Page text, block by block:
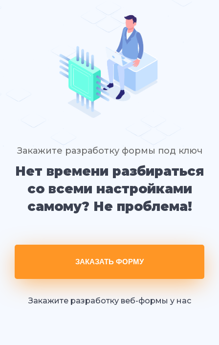
Закажите разработку формы под ключ
Нет времени разбираться
со всеми настройками
самому? Не проблема!
ЗАКАЗАТЬ ФОРМУ
Закажите разработку веб-формы у нас